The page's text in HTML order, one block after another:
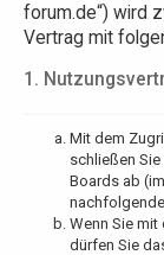
forum.de“) wird
Vertrag mit
1.
Mit dem
schließen
Boards ab
Wenn Sie mit
dürfen Sie